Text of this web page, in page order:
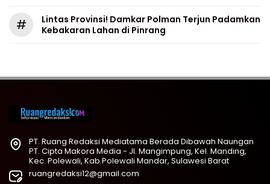
#
Lintas Provinsi! Damkar Polman Terjun Padamkan
Kebakaran Lahan di Pinrang
PT. Ruang Redaksi Mediatama Berada Dibawah Naungan
PT. Cipta Makora Media - Jl. Mangimpung, Kel. Manding,
Kec. Polewali, Kab.Polewali Mandar, Sulawesi Barat
ruangredaksi12@gmail.com